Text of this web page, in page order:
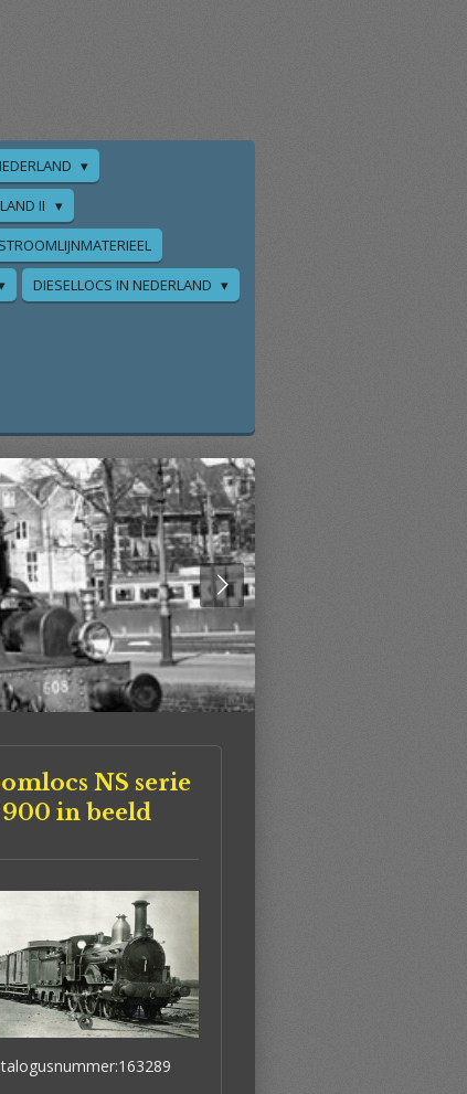
II
STROOMLIJNMATERIEEL
DIESELLOCS IN NEDERLAND
NS serie
900 in beeld